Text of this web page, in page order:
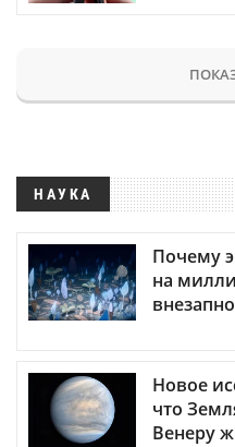
НАУКА
Почему
на
Новое
что
Венеру